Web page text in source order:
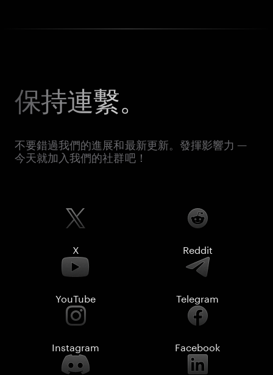
保持連繫。
不要錯過我們的進展和最新更新。發揮影響力 —
今天就加入我們的社群吧！
X Reddit
YouTube Telegram
Instagram Facebook